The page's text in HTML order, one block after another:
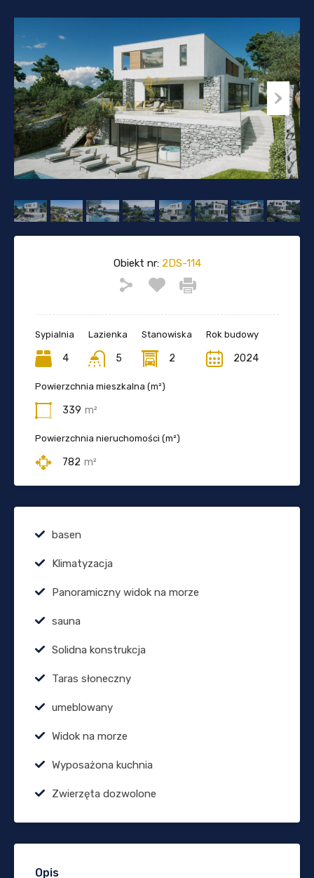
Obiekt nr:2DS-114
Sypialnia
4
Lazienka
5
Stanowiska
2
Rok budowy
2024
Powierzchnia mieszkalna (m²)
339 m²
Powierzchnia nieruchomości (m²)
782 m²
basen
Klimatyzacja
Panoramiczny widok na morze
sauna
Solidna konstrukcja
Taras słoneczny
umeblowany
Widok na morze
Wyposażona kuchnia
Zwierzęta dozwolone
Opis